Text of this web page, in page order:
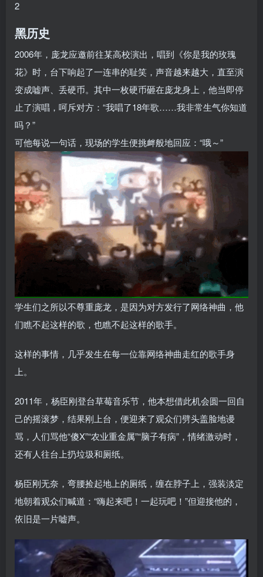
2
黑历史
2006年，庞龙应邀前往某高校演出，唱到《你是我的玫瑰
花》时，台下响起了一连串的耻笑，声音越来越大，直至演
变成嘘声、丢硬币。其中一枚硬币砸在庞龙身上，他当即停
止了演唱，呵斥对方：“我唱了18年歌……我非常生气你知道
吗？”
可他每说一句话，现场的学生便挑衅般地回应：“哦～”
学生们之所以不尊重庞龙，是因为对方发行了网络神曲，他
们瞧不起这样的歌，也瞧不起这样的歌手。
这样的事情，几乎发生在每一位靠网络神曲走红的歌手身
上。
2011年，杨臣刚登台草莓音乐节，他本想借此机会圆一回自
己的摇滚梦，结果刚上台，便迎来了观众们劈头盖脸地谩
骂，人们骂他“傻X”“农业重金属”“脑子有病”，情绪激动时，
还有人往台上扔垃圾和厕纸。
杨臣刚无奈，弯腰捡起地上的厕纸，缠在脖子上，强装淡定
地朝着观众们喊道：“嗨起来吧！一起玩吧！”但迎接他的，
依旧是一片嘘声。